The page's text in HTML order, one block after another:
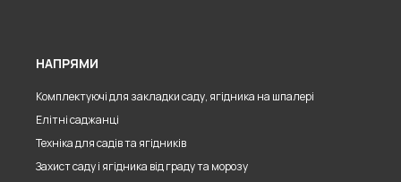
НАПРЯМИ
Комплектуючі для закладки саду, ягідника на шпалері
Елітні саджанці
Техніка для садів та ягідників
Захист саду і ягідника від граду та морозу